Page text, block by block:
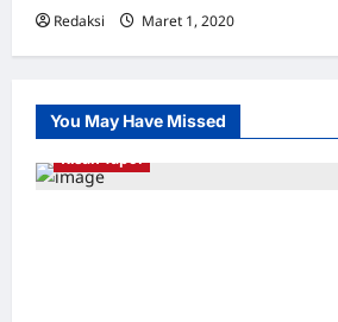
Redaksi Maret 1, 2020
You May Have Missed
Kisah Tapol